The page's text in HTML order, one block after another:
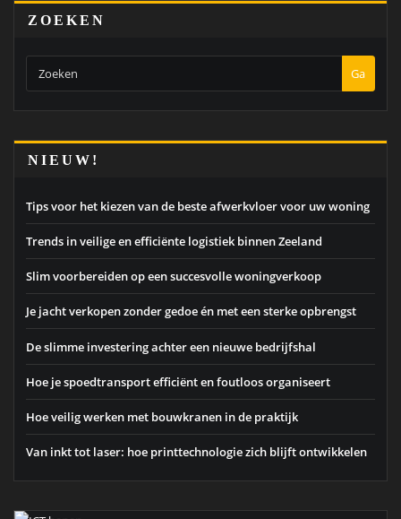
ZOEKEN
Ga
NIEUW!
Tips voor het kiezen van de beste afwerkvloer voor uw woning
Trends in veilige en efficiënte logistiek binnen Zeeland
Slim voorbereiden op een succesvolle woningverkoop
Je jacht verkopen zonder gedoe én met een sterke opbrengst
De slimme investering achter een nieuwe bedrijfshal
Hoe je spoedtransport efficiënt en foutloos organiseert
Hoe veilig werken met bouwkranen in de praktijk
Van inkt tot laser: hoe printtechnologie zich blijft ontwikkelen